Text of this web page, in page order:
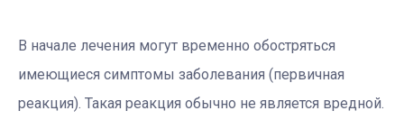
В начале лечения могут временно обостряться
имеющиеся симптомы заболевания (первичная
реакция). Такая реакция обычно не является вредной.